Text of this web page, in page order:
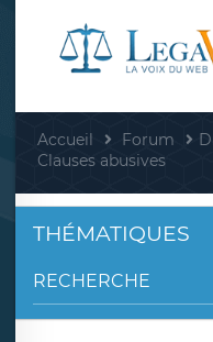
Accueil Forum
Clauses abusives
THÉMATIQUES